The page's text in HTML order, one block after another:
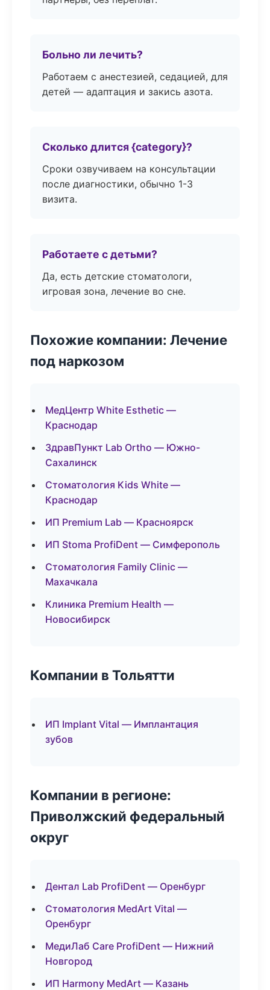
Больно ли лечить?
Работаем с анестезией, седацией, для
детей — адаптация и закись азота.
Сколько длится {category}?
Сроки озвучиваем на консультации
после диагностики, обычно 1-3
визита.
Работаете с детьми?
Да, есть детские стоматологи,
игровая зона, лечение во сне.
Похожие компании: Лечение
под наркозом
МедЦентр White Esthetic —
Краснодар
ЗдравПункт Lab Ortho — Южно-
Сахалинск
Стоматология Kids White —
Краснодар
ИП Premium Lab — Красноярск
ИП Stoma ProfiDent — Симферополь
Стоматология Family Clinic —
Махачкала
Клиника Premium Health —
Новосибирск
Компании в Тольятти
ИП Implant Vital — Имплантация
зубов
Компании в регионе:
Приволжский федеральный
округ
Дентал Lab ProfiDent — Оренбург
Стоматология MedArt Vital —
Оренбург
МедиЛаб Care ProfiDent — Нижний
Новгород
ИП Harmony MedArt — Казань